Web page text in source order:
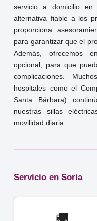
servicio a domicilio en
alternativa fiable a los
proporciona
para garantizar que el
Además, ofrecemos
opcional, para que
complicaciones.
hospitales como el
Santa Bárbara)
nuestras sillas
movilidad diaria.
Servicio en Soria